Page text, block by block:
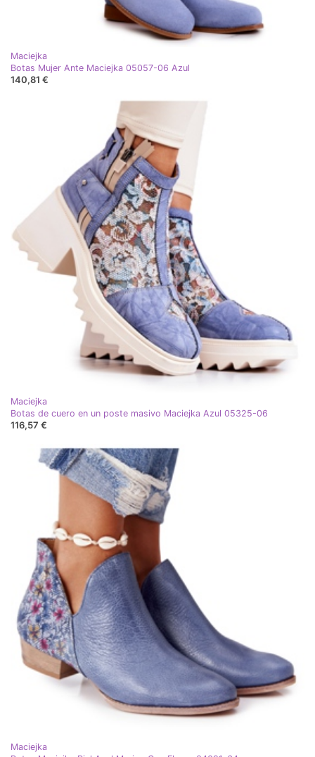
Maciejka
Botas Mujer Ante Maciejka 05057-06 Azul
140,81 €
Maciejka
Botas de cuero en un poste masivo Maciejka Azul 05325-06
116,57 €
Maciejka